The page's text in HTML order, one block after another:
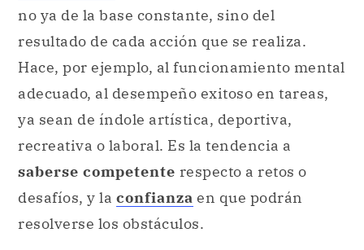
no ya de la base constante, sino del
resultado de cada acción que se realiza.
Hace, por ejemplo, al funcionamiento mental
adecuado, al desempeño exitoso en tareas,
ya sean de índole artística, deportiva,
recreativa o laboral. Es la tendencia a
saberse competente respecto a retos o
desafíos, y la confianza en que podrán
resolverse los obstáculos.